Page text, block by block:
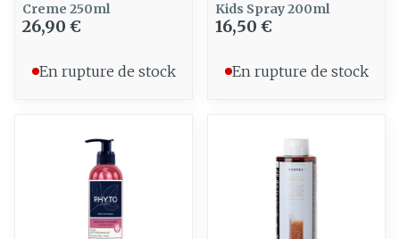
Creme 250ml
26,90 €
En rupture de stock
Kids Spray 200ml
16,50 €
En rupture de stock